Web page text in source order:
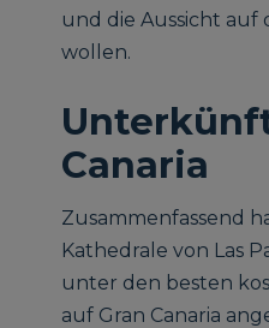
und die Aussicht auf
wollen.
Canaria
Zusammenfassend
Kathedrale von Las
unter den besten
auf Gran Canaria